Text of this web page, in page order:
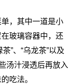
，其中一道是小
玻璃容器中，还
”、“乌龙茶”以及
汤汁浸透后再放入
吃法。